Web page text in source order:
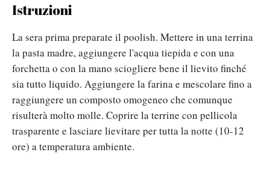
Istruzioni
La sera prima preparate il poolish. Mettere in una terrina
la pasta madre, aggiungere l'acqua tiepida e con una
forchetta o con la mano sciogliere bene il lievito finché
sia tutto liquido. Aggiungere la farina e mescolare fino a
raggiungere un composto omogeneo che comunque
risulterà molto molle. Coprire la terrine con pellicola
trasparente e lasciare lievitare per tutta la notte (10-12
ore) a temperatura ambiente.